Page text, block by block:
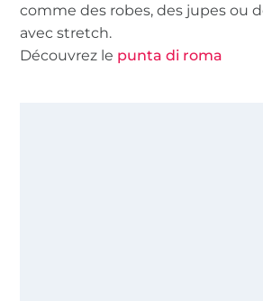
comme des robes, des jupes ou
avec stretch.
Découvrez le punta di roma